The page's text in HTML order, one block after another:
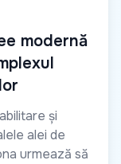
modernă
și
alei de
urmează să